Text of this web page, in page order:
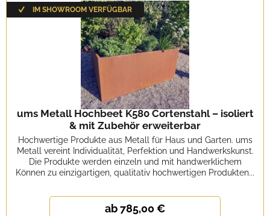
IM SHOWROOM VERFÜGBAR
ums Metall Hochbeet K580 Cortenstahl – isoliert
& mit Zubehör erweiterbar
Hochwertige Produkte aus Metall für Haus und Garten. ums
Metall vereint Individualität, Perfektion und Handwerkskunst.
Die Produkte werden einzeln und mit handwerklichem
Können zu einzigartigen, qualitativ hochwertigen Produkten...
ab 785,00 €